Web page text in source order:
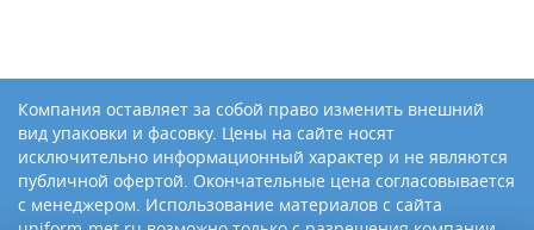
Компания оставляет за собой право изменить внешний
вид упаковки и фасовку. Цены на сайте носят
исключительно информационный характер и не являются
публичной офертой. Окончательные цена согласовывается
с менеджером. Использование материалов с сайта